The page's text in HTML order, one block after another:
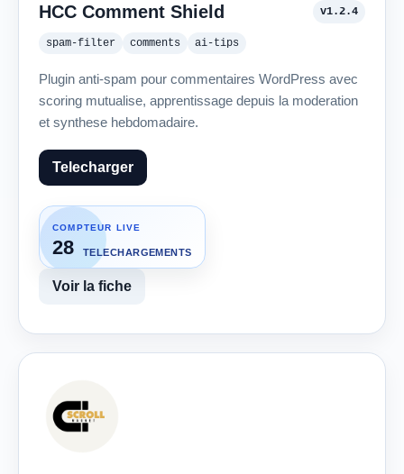
HCC Comment Shield v1.2.4
spam-filter comments ai-tips
Plugin anti-spam pour commentaires WordPress avec
scoring mutualise, apprentissage depuis la moderation
et synthese hebdomadaire.
Telecharger
COMPTEUR LIVE
28 TELECHARGEMENTS
Voir la fiche